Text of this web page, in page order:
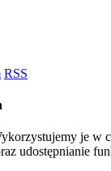
RSS
je w
udostępnianie